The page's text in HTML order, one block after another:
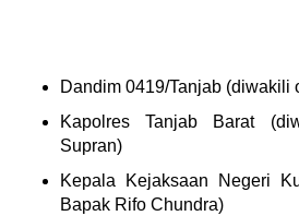
Dandim 0419/Tanjab (diwakili
Kapolres Tanjab Barat
Supran)
Kepala Kejaksaan Negeri
Bapak Rifo Chundra)